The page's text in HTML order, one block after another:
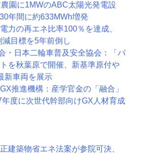
園に1MWのABC太陽光発電設
年間に約633MWh増発
力の再エネ比率100％を達成、
目標を5年前倒し
・日本二輪車普及安全協会：「バ
を秋葉原で開催、新基準原付や
新車両を展示
推進機構：産学官金の「融合」
度に次世代幹部向けGX人材育成
建築物省エネ法案が参院可決、